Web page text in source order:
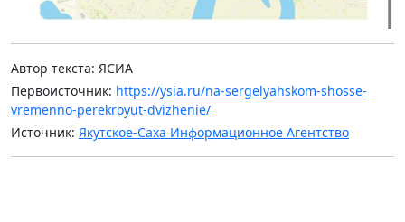
Автор текста: ЯСИА
Первоисточник: https://ysia.ru/na-sergelyahskom-shosse-
vremenno-perekroyut-dvizhenie/
Источник: Якутское-Саха Информационное Агентство